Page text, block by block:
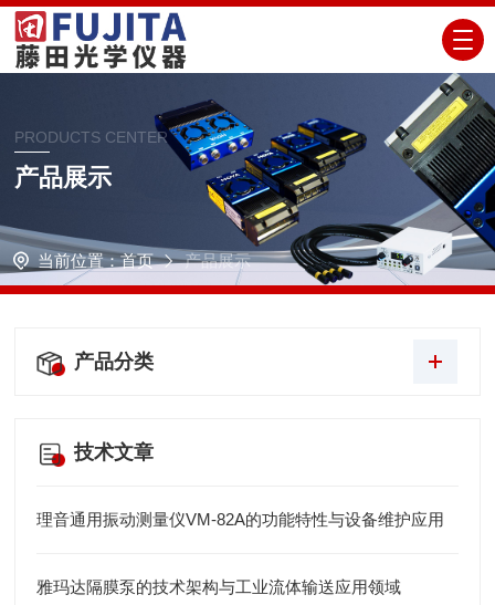
PRODUCTS CENTER
产品展示
当前位置：首页 产品展示
产品分类
技术文章
理音通用振动测量仪VM-82A的功能特性与设备维护应用
雅玛达隔膜泵的技术架构与工业流体输送应用领域